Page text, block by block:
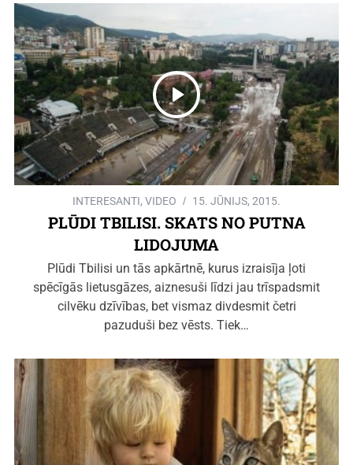
INTERESANTI, VIDEO 15. JŪNIJS, 2015.
PLŪDI TBILISI. SKATS NO PUTNA
LIDOJUMA
Plūdi Tbilisi un tās apkārtnē, kurus izraisīja ļoti
spēcīgās lietusgāzes, aiznesuši līdzi jau trīspadsmit
cilvēku dzīvības, bet vismaz divdesmit četri
pazuduši bez vēsts. Tiek…